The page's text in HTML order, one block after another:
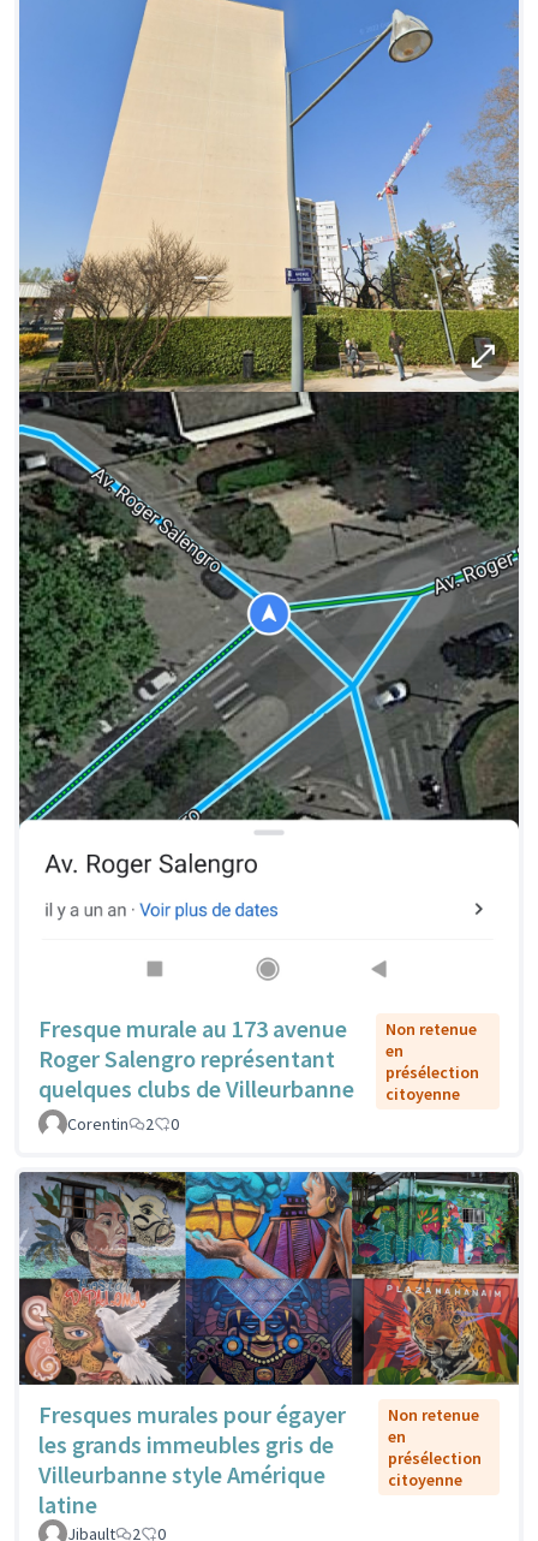
Fresque murale au 173 avenue
Roger Salengro représentant
quelques clubs de Villeurbanne
Non retenue
en
présélection
citoyenne
Corentin
2 0
Fresques murales pour égayer
les grands immeubles gris de
Villeurbanne style Amérique
latine
Non retenue
en
présélection
citoyenne
Jibault 2 0